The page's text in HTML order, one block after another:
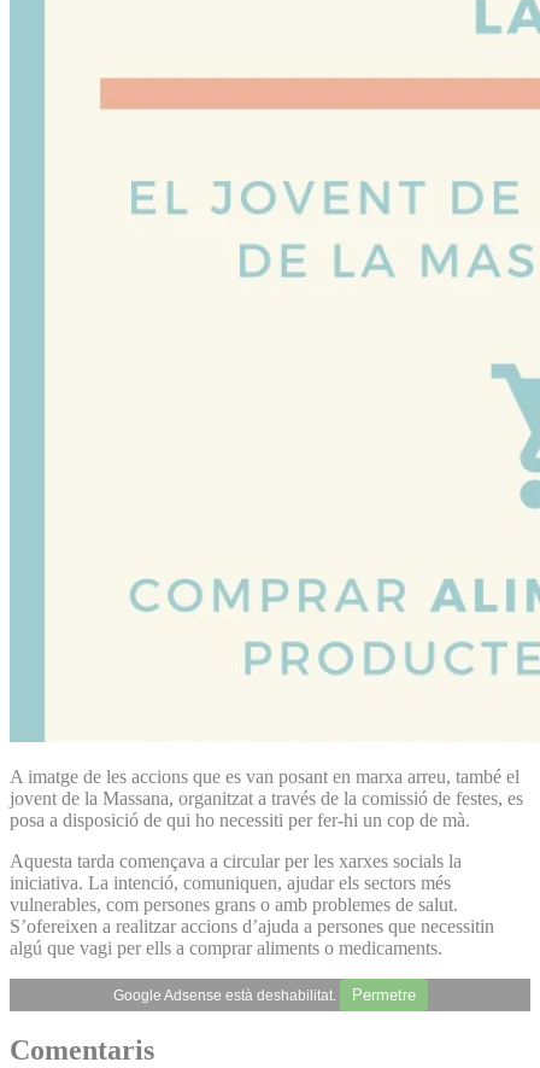
A imatge de les accions que es van posant en marxa arreu, també el
jovent de la Massana, organitzat a través de la comissió de festes, es
posa a disposició de qui ho necessiti per fer-hi un cop de mà.
Aquesta tarda començava a circular per les xarxes socials la
iniciativa. La intenció, comuniquen, ajudar els sectors més
vulnerables, com persones grans o amb problemes de salut.
S’ofereixen a realitzar accions d’ajuda a persones que necessitin
algú que vagi per ells a comprar aliments o medicaments.
Google Adsense està deshabilitat. Permetre
Comentaris